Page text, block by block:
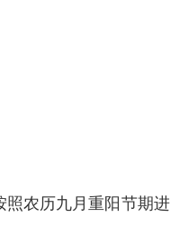
农历九月重阳节期